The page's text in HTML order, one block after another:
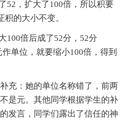
52，扩大了100倍，所以积要
的大小不变。
100倍后成了52分，52分
单位，就要缩小100倍，得到
充：她的单位名称错了，前两
是元。其他同学根据学生的补
发言，同学们露出了信任的神